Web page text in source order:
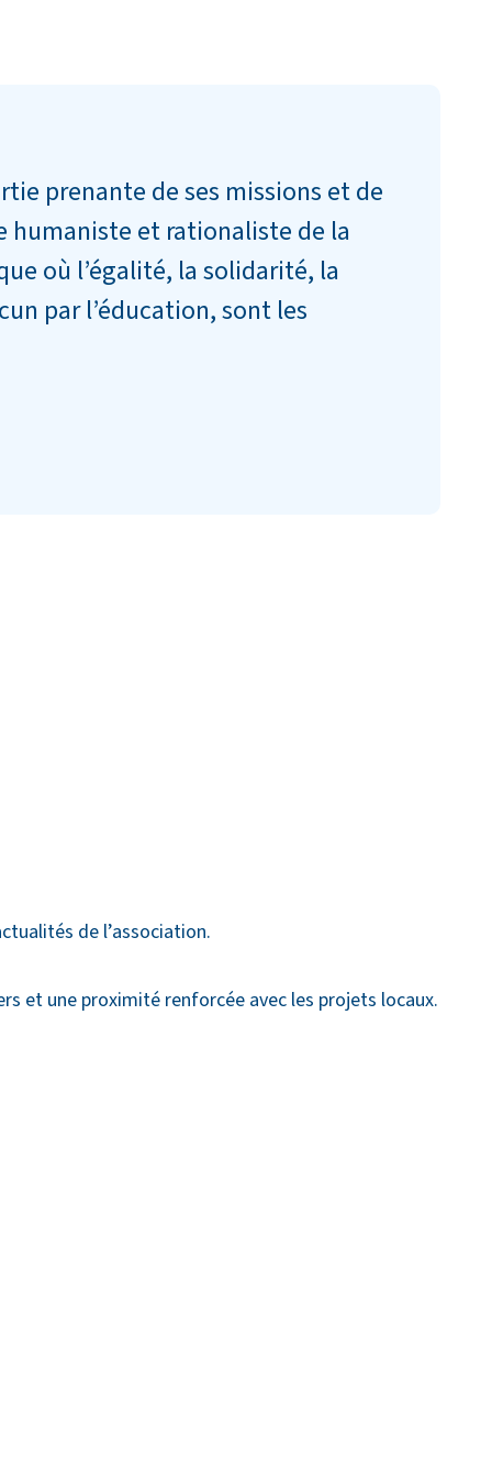
prenante de ses missions et de
humaniste et rationaliste de la
où l’égalité, la solidarité, la
par l’éducation, sont les
de l’association.
et une proximité renforcée avec les projets locaux.